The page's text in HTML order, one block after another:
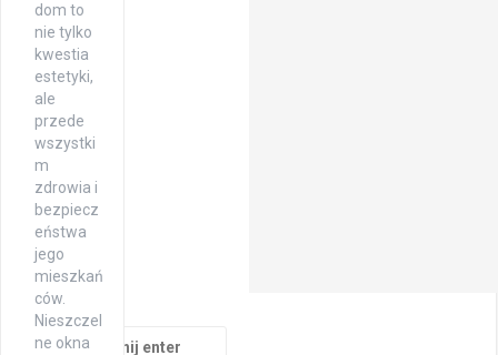
dom to
nie tylko
kwestia
estetyki,
ale
przede
wszystki
m
zdrowia i
bezpiecz
eństwa
jego
mieszkań
ców.
Nieszczel
ne okna
Szukaj: